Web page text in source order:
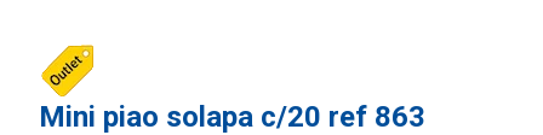
Mini piao solapa c/20 ref 863